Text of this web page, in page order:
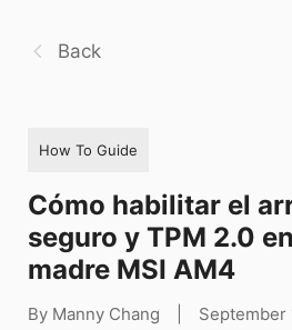
Back
How To Guide
Cómo habilitar el
seguro y TPM 2.0
madre MSI AM4
By Manny Chang September